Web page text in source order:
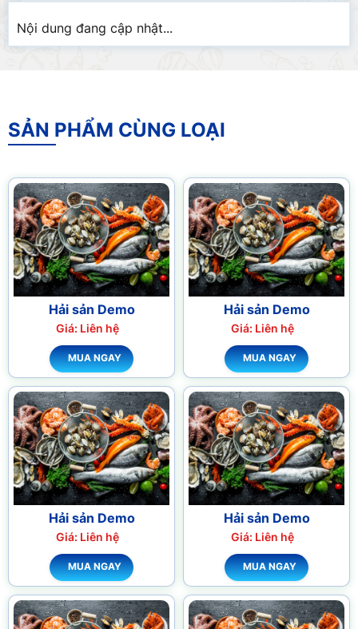
Nội dung đang cập nhật...
SẢN PHẨM CÙNG LOẠI
Hải sản Demo
Giá: Liên hệ
MUA NGAY
Hải sản Demo
Giá: Liên hệ
MUA NGAY
Hải sản Demo
Giá: Liên hệ
MUA NGAY
Hải sản Demo
Giá: Liên hệ
MUA NGAY